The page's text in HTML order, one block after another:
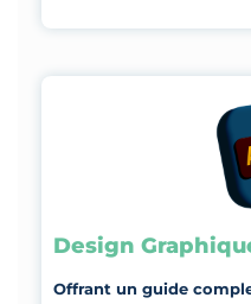
Design
Offrant un guide